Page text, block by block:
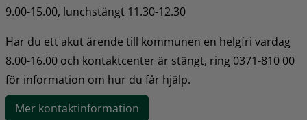
9.00-15.00, lunchstängt 11.30-12.30
Har du ett akut ärende till kommunen en helgfri vardag
8.00-16.00 och kontaktcenter är stängt, ring 0371-810 00
för information om hur du får hjälp.
Mer kontaktinformation